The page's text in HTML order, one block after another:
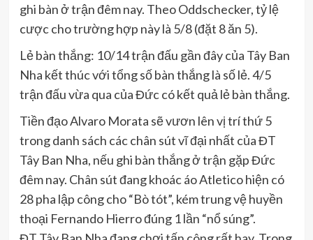
ghi bàn ở trận đêm nay. Theo Oddschecker, tỷ lệ
cược cho trường hợp này là 5/8 (đặt 8 ăn 5).
Lẻ bàn thắng: 10/14 trận đấu gần đây của Tây Ban
Nha kết thúc với tổng số bàn thắng là số lẻ. 4/5
trận đấu vừa qua của Đức có kết quả lẻ bàn thắng.
Tiền đạo Alvaro Morata sẽ vươn lên vị trí thứ 5
trong danh sách các chân sút vĩ đại nhất của ĐT
Tây Ban Nha, nếu ghi bàn thắng ở trận gặp Đức
đêm nay. Chân sút đang khoác áo Atletico hiện có
28 pha lập công cho “Bò tót”, kém trung vệ huyền
thoại Fernando Hierro đúng 1 lần “nổ súng”.